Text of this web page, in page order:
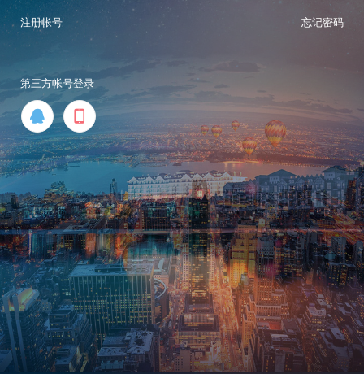
忘记密码
注册帐号
第三方帐号登录
 